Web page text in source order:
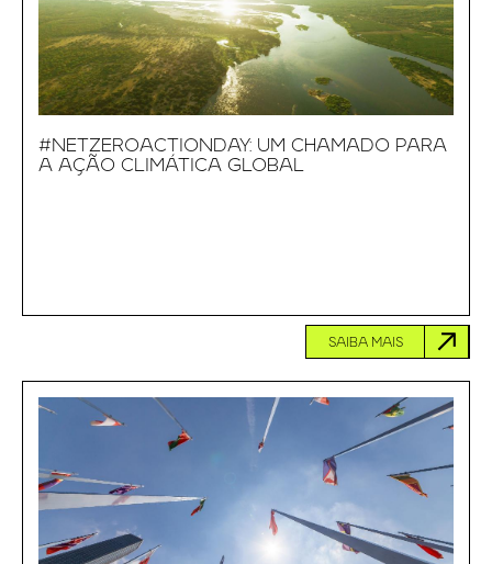
#NETZEROACTIONDAY: UM CHAMADO PARA
A AÇÃO CLIMÁTICA GLOBAL
SAIBA MAIS